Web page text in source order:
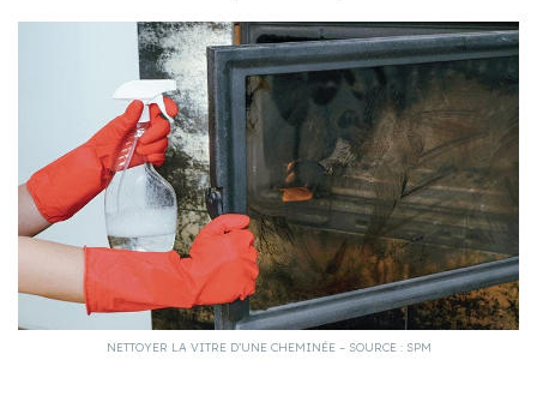
NETTOYER LA VITRE D’UNE CHEMINÉE – SOURCE : SPM